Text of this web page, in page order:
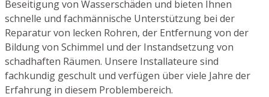
Beseitigung von Wasserschäden und bieten Ihnen
schnelle und fachmännische Unterstützung bei der
Reparatur von lecken Rohren, der Entfernung von der
Bildung von Schimmel und der Instandsetzung von
schadhaften Räumen. Unsere Installateure sind
fachkundig geschult und verfügen über viele Jahre der
Erfahrung in diesem Problembereich.